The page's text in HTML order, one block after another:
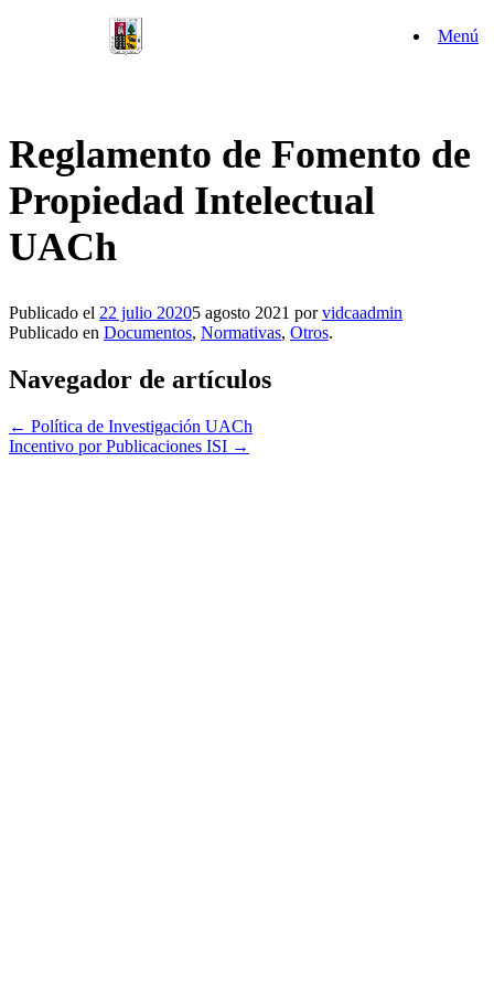
Menú
Reglamento de Fomento de
Propiedad Intelectual
UACh
Publicado el 22 julio 20205 agosto 2021 porvidcaadmin
Publicado en Documentos, Normativas, Otros.
Navegador de artículos
← Política de Investigación UACh
Incentivo por Publicaciones ISI →